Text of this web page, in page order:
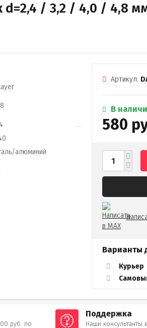
d=2,4 / 3,2 / 4,0 / 4,8
алюминий
Артикул:
В
580
Варианты
Курьер
руб. по
Поддержка
Наши